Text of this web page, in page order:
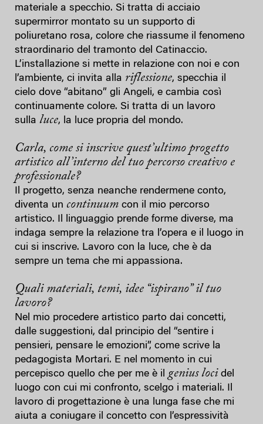
materiale a specchio. Si tratta di acciaio
supermirror montato su un supporto di
poliuretano rosa, colore che riassume il fenomeno
straordinario del tramonto del Catinaccio.
L’installazione si mette in relazione con noi e con
l’ambiente, ci invita alla riflessione, specchia il
cielo dove “abitano” gli Angeli, e cambia così
continuamente colore. Si tratta di un lavoro
sulla luce, la luce propria del mondo.
Carla, come si inscrive quest’ultimo progetto
artistico all’interno del tuo percorso creativo e
professionale?
Il progetto, senza neanche rendermene conto,
diventa un continuum con il mio percorso
artistico. Il linguaggio prende forme diverse, ma
indaga sempre la relazione tra l’opera e il luogo in
cui si inscrive. Lavoro con la luce, che è da
sempre un tema che mi appassiona.
Quali materiali, temi, idee “ispirano” il tuo
lavoro?
Nel mio procedere artistico parto dai concetti,
dalle suggestioni, dal principio del “sentire i
pensieri, pensare le emozioni”, come scrive la
pedagogista Mortari. E nel momento in cui
percepisco quello che per me è il genius loci del
luogo con cui mi confronto, scelgo i materiali. Il
lavoro di progettazione è una lunga fase che mi
aiuta a coniugare il concetto con l’espressività